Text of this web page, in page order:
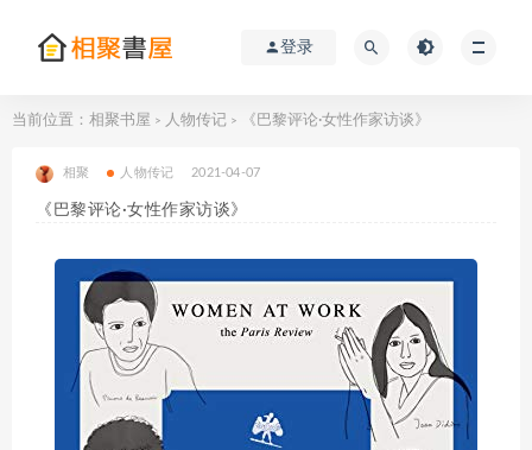
登录
当前位置： 相聚书屋 > 人物传记 > 《巴黎评论·女性作家访谈》
相聚 人物传记 2021-04-07
《巴黎评论·女性作家访谈》